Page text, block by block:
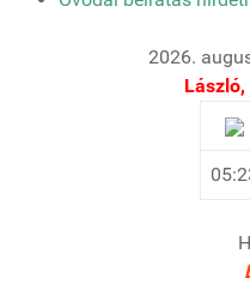
2026.